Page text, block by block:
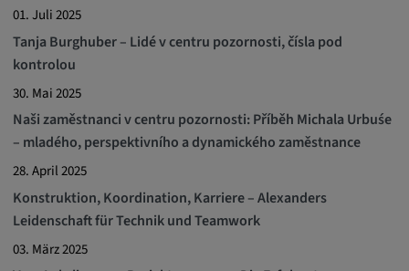
01. Juli 2025
Tanja Burghuber – Lidé v centru pozornosti, čísla pod
kontrolou
30. Mai 2025
Naši zaměstnanci v centru pozornosti: Příběh Michala Urbuśe
– mladého, perspektivního a dynamického zaměstnance
28. April 2025
Konstruktion, Koordination, Karriere – Alexanders
Leidenschaft für Technik und Teamwork
03. März 2025